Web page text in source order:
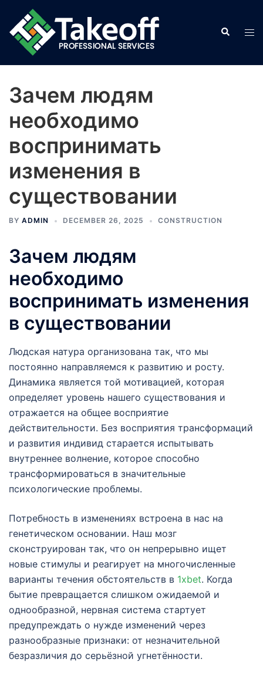
content
Search
Зачем людям
необходимо
воспринимать
изменения в
существовании
BY ADMIN DECEMBER 26, 2025 CONSTRUCTION
Зачем людям
необходимо
воспринимать изменения
в существовании
Людская натура организована так, что мы
постоянно направляемся к развитию и росту.
Динамика является той мотивацией, которая
определяет уровень нашего существования и
отражается на общее восприятие
действительности. Без восприятия трансформаций
и развития индивид старается испытывать
внутреннее волнение, которое способно
трансформироваться в значительные
психологические проблемы.
Потребность в изменениях встроена в нас на
генетическом основании. Наш мозг
сконструирован так, что он непрерывно ищет
новые стимулы и реагирует на многочисленные
варианты течения обстоятельств в 1xbet. Когда
бытие превращается слишком ожидаемой и
однообразной, нервная система стартует
предупреждать о нужде изменений через
разнообразные признаки: от незначительной
безразличия до серьёзной угнетённости.